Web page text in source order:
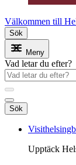
Välkommen till
Sök
Meny
Vad letar du efter?
Sök
Upptäck